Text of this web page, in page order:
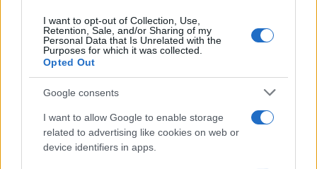
I want to opt-out of Collection, Use,
Retention, Sale, and/or Sharing of my
Personal Data that Is Unrelated with the
Purposes for which it was collected.
Opted Out
Google consents
I want to allow Google to enable storage
related to advertising like cookies on web or
device identifiers in apps.